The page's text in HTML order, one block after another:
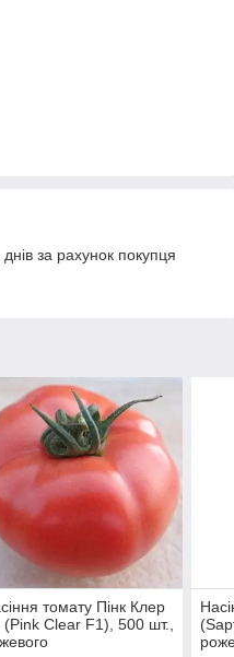
за рахунок покупця
томату Пінк Клер
(Pink Clear F1), 500 шт.,